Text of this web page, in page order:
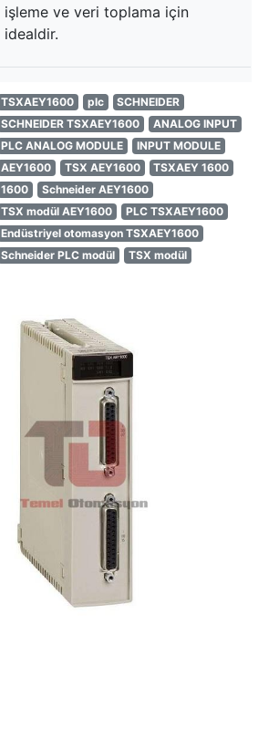
işleme ve veri toplama için
idealdir.
TSXAEY1600 plc
SCHNEIDER
SCHNEIDER TSXAEY1600
ANALOG INPUT
PLC ANALOG MODULE
INPUT MODULE
AEY1600
TSX AEY1600
TSXAEY 1600
1600
Schneider AEY1600
TSX modül AEY1600
PLC TSXAEY1600
Endüstriyel otomasyon TSXAEY1600
Schneider PLC modül
TSX modül